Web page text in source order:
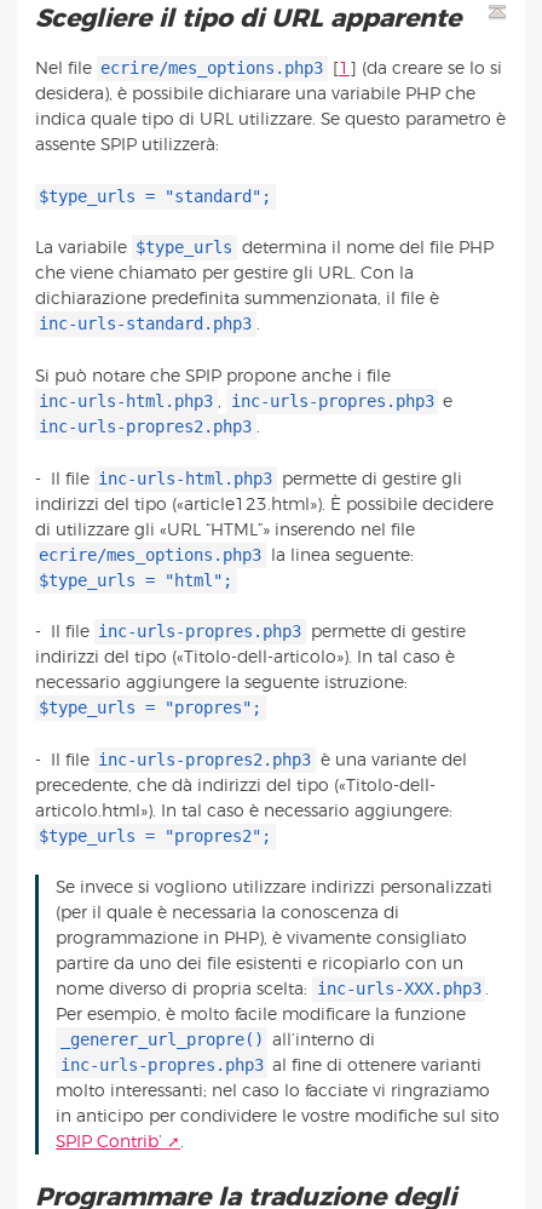
Scegliere il tipo di URL apparente
Nel file ecrire/mes_options.php3 [1 ] (da creare se lo si
desidera), è possibile dichiarare una variabile PHP che
indica quale tipo di URL utilizzare. Se questo parametro è
assente SPIP utilizzerà:
$type_urls = "standard";
La variabile $type_urls determina il nome del file PHP
che viene chiamato per gestire gli URL. Con la
dichiarazione predefinita summenzionata, il file è
inc-urls-standard.php3 .
Si può notare che SPIP propone anche i file
inc-urls-html.php3 , inc-urls-propres.php3 e
inc-urls-propres2.php3 .
- Il file inc-urls-html.php3 permette di gestire gli
indirizzi del tipo («article123.html»). È possibile decidere
di utilizzare gli «URL “HTML”» inserendo nel file
ecrire/mes_options.php3 la linea seguente:
$type_urls = "html";
- Il file inc-urls-propres.php3 permette di gestire
indirizzi del tipo («Titolo-dell-articolo»). In tal caso è
necessario aggiungere la seguente istruzione:
$type_urls = "propres";
- Il file inc-urls-propres2.php3 è una variante del
precedente, che dà indirizzi del tipo («Titolo-dell-
articolo.html»). In tal caso è necessario aggiungere:
$type_urls = "propres2";
Se invece si vogliono utilizzare indirizzi personalizzati
(per il quale è necessaria la conoscenza di
programmazione in PHP), è vivamente consigliato
partire da uno dei file esistenti e ricopiarlo con un
nome diverso di propria scelta:
inc-urls-XXX.php3 .
Per esempio, è molto facile modificare la funzione
_generer_url_propre() all’interno di
inc-urls-propres.php3 al fine di ottenere varianti
molto interessanti; nel caso lo facciate vi ringraziamo
in anticipo per condividere le vostre modifiche sul sito
SPIP Contrib’
.
Programmare la traduzione degli